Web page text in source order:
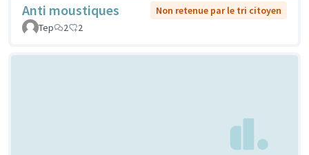
Anti moustiques
Non retenue par le tri citoyen
Tep
2 2